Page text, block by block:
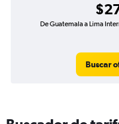
De Guatemala a Lima
Buscar